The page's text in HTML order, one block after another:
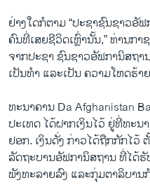
ຢ່າງໃດກໍຕາມ “ປະຊາຊົນຊາວອັ
ຄົນທີ່ເສຍຊີວິດເຫຼົ່ານັ້ນ,” ທ່ານກາ
ຈາກປະຊາ ຊົນຊາວອັຟການິສຖ
ເປັນທໍາ ແລະເປັນ ຄວາມໂຫດຮ້
ທະນາຄານ Da Afghanistan
ປະເທດ ໄດ້ຝາກເງິນໄວ້ ຢູ່ທີ່ທະ
ຢອກ. ເງິນດັ່ງ ກ່າວໄດ້ຖືກກັກໄວ້
ລັດຖະບານອັຟການິສຖານ ທີ່ໄ
ພັງ​ທະ​ລາຍ​ລົງ ແລະກຸ່ມຕາລິບານ